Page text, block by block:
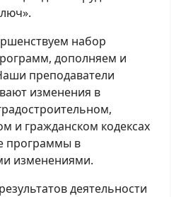
набор
дополняем и
преподаватели
изменения в
и гражданском кодексах
программы в
изменениями.
деятельности